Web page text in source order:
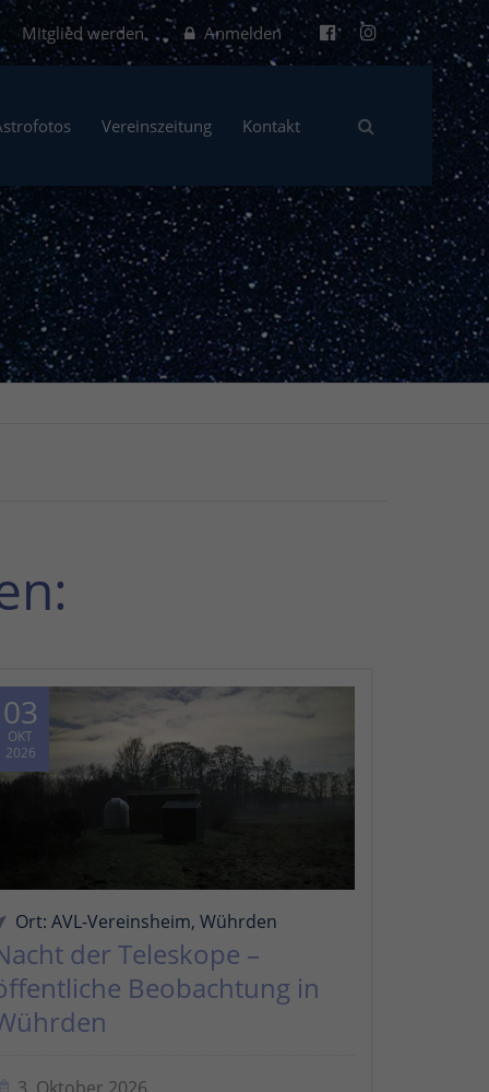
Anmelden
Mitglied werden
Vereinszeitung Kontakt
03
OKT
2026
Ort: AVL-Vereinsheim, Wührden
der Teleskope –
Beobachtung in